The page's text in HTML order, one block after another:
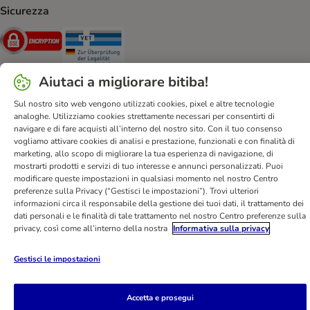
Sicurezza
Security
Aiuto & FAQ Servizio Clienti
Atto sui servizi digitali
Condizioni di vendita
Informazioni legali
Privacy
Newsletter
Spese e tempi di consegna
Metodi di Pagamento
Modulo tipo di recesso
Disposizioni ambientali & smaltimento
Opt-out
Programma fedeltà
Sconti & Vantaggi
Dichiarazione di accessibilità
Aiutaci a migliorare bitiba!
Sul nostro sito web vengono utilizzati cookies, pixel e altre tecnologie
analoghe. Utilizziamo cookies strettamente necessari per consentirti di
navigare e di fare acquisti all’interno del nostro sito. Con il tuo consenso
vogliamo attivare cookies di analisi e prestazione, funzionali e con finalità di
marketing, allo scopo di migliorare la tua esperienza di navigazione, di
mostrarti prodotti e servizi di tuo interesse e annunci personalizzati. Puoi
modificare queste impostazioni in qualsiasi momento nel nostro Centro
preferenze sulla Privacy (“Gestisci le impostazioni”). Trovi ulteriori
informazioni circa il responsabile della gestione dei tuoi dati, il trattamento dei
dati personali e le finalità di tale trattamento nel nostro Centro preferenze sulla
privacy, così come all’interno della nostra Informativa sulla privacy
Gestisci le impostazioni
Accetta e prosegui